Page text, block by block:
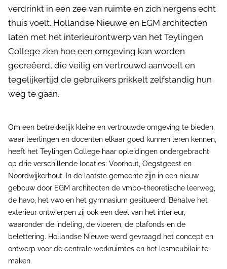
verdrinkt in een zee van ruimte en zich nergens echt
thuis voelt. Hollandse Nieuwe en EGM architecten
laten met het interieurontwerp van het Teylingen
College zien hoe een omgeving kan worden
gecreëerd, die veilig en vertrouwd aanvoelt en
tegelijkertijd de gebruikers prikkelt zelfstandig hun
weg te gaan.
Om een betrekkelijk kleine en vertrouwde omgeving te bieden,
waar leerlingen en docenten elkaar goed kunnen leren kennen,
heeft het Teylingen College haar opleidingen ondergebracht
op drie verschillende locaties: Voorhout, Oegstgeest en
Noordwijkerhout. In de laatste gemeente zijn in een nieuw
gebouw door EGM architecten de vmbo-theoretische leerweg,
de havo, het vwo en het gymnasium gesitueerd. Behalve het
exterieur ontwierpen zij ook een deel van het interieur,
waaronder de indeling, de vloeren, de plafonds en de
belettering. Hollandse Nieuwe werd gevraagd het concept en
ontwerp voor de centrale werkruimtes en het lesmeubilair te
maken.